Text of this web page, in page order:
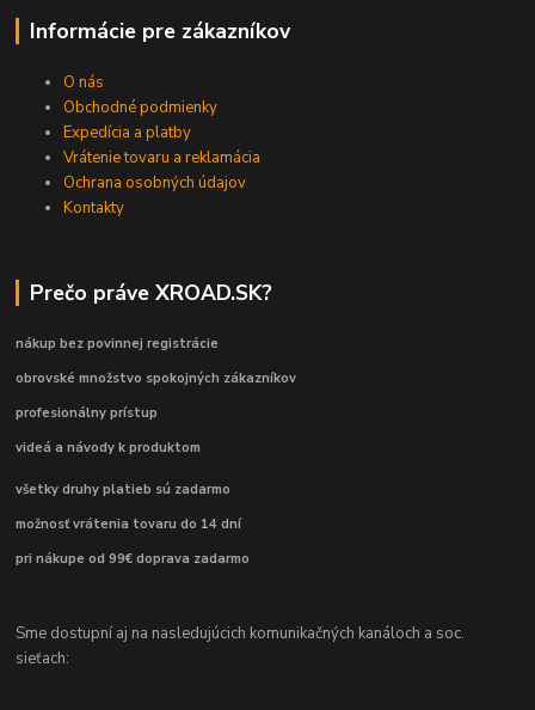
Informácie pre zákazníkov
O nás
Obchodné podmienky
Expedícia a platby
Vrátenie tovaru a reklamácia
Ochrana osobných údajov
Kontakty
Prečo práve XROAD.SK?
nákup bez povinnej registrácie
obrovské množstvo spokojných zákazníkov
profesionálny prístup
videá a návody k produktom
všetky druhy platieb sú zadarmo
možnosť vrátenia tovaru do 14 dní
pri nákupe od 99€ doprava zadarmo
Sme dostupní aj na nasledujúcich komunikačných kanáloch a soc.
sieťach: